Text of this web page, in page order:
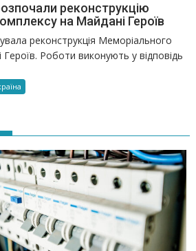
реконструкцію
на Майдані Героїв
реконструкція Меморіального
Роботи виконують у відповідь